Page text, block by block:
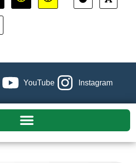
YouTube Instagram